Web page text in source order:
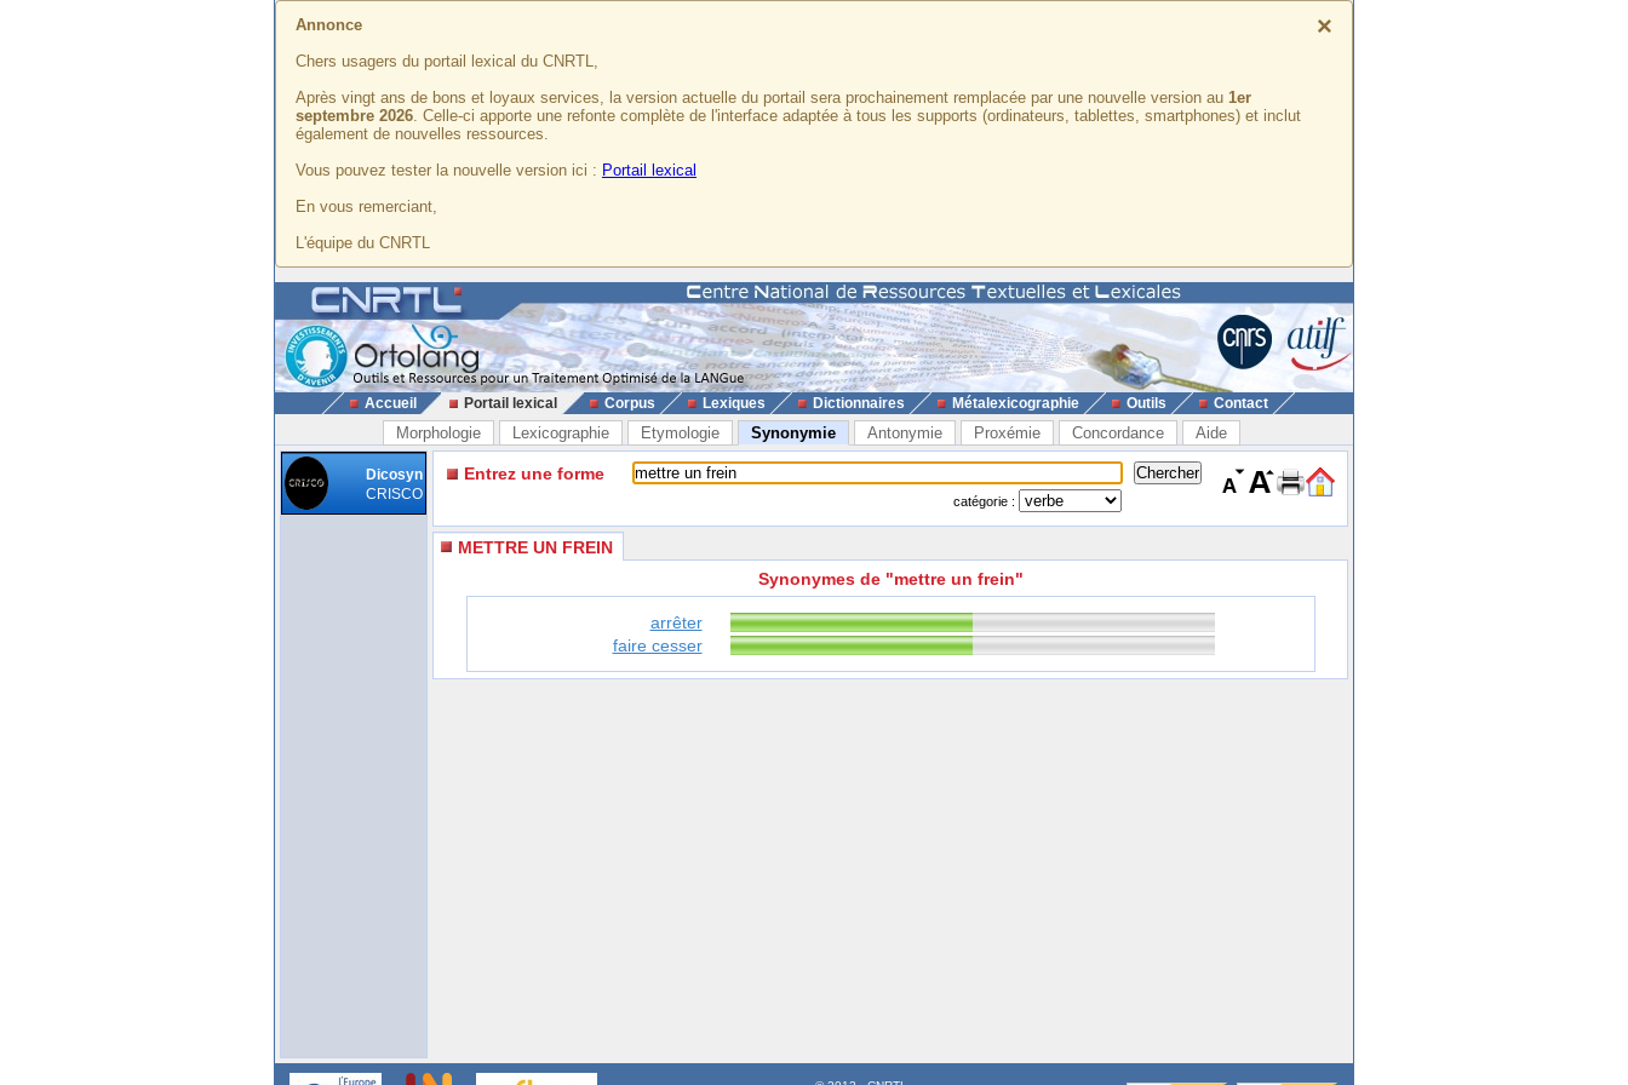
×
Annonce
Chers usagers du portail lexical du CNRTL,
Après vingt ans de bons et loyaux services, la version actuelle du portail sera prochainement remplacée par une nouvelle version au 1er
septembre 2026. Celle-ci apporte une refonte complète de l'interface adaptée à tous les supports (ordinateurs, tablettes, smartphones) et inclut
également de nouvelles ressources.
Vous pouvez tester la nouvelle version ici : Portail lexical
En vous remerciant,
L'équipe du CNRTL
Accueil Portail lexical Corpus Lexiques Dictionnaires Métalexicographie Outils Contact
Morphologie Lexicographie Etymologie Synonymie Antonymie Proxémie Concordance Aide
Dicosyn
CRISCO
Entrez une forme
catégorie :
METTRE UN FREIN
Synonymes de "mettre un frein"
arrêter
faire cesser